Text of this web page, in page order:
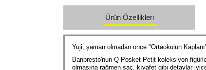
Ürün Özellikleri
Yuji, şaman olmadan önce "Ortaokulun
Banpresto'nun Q Posket Petit koleksiyon
olmasına rağmen saç, kıyafet gibi detaylar